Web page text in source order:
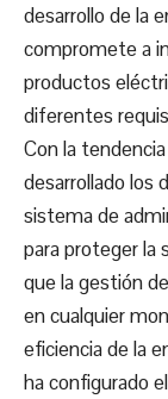
desarrollo de la
compromete a
productos
diferentes
Con la
desarrollado los
sistema de
para proteger la
que la gestión
en cualquier
eficiencia de la
ha configurado